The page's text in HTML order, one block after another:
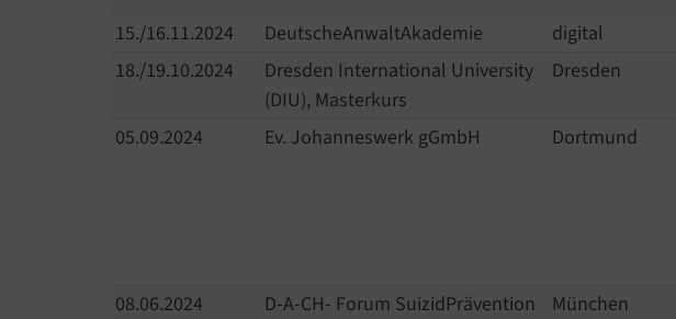
15./16.11.2024
DeutscheAnwaltAkademie digital
18./19.10.2024
Dresden International University
(DIU), Masterkurs
Dresden
05.09.2024
Ev. Johanneswerk gGmbH Dortmund
08.06.2024
D-A-CH- Forum SuizidPrävention
München